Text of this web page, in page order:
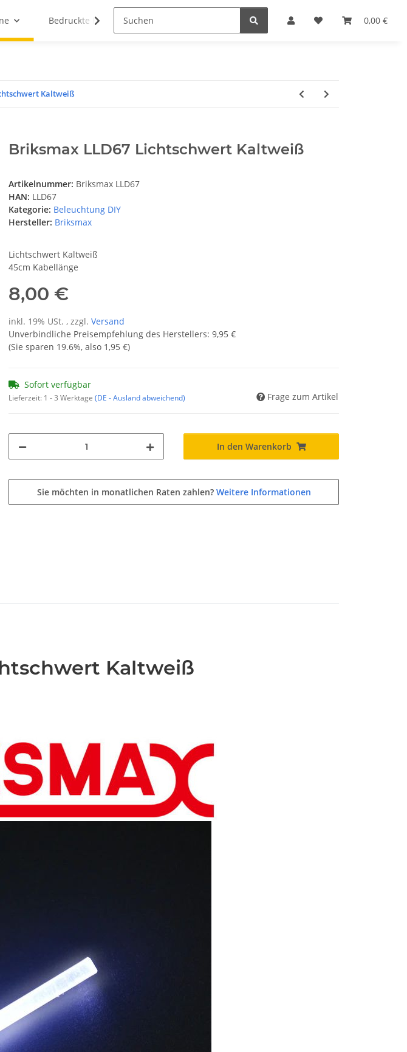
0,00 €
Bedruckte Klemmbausteine Sonderpreise
Kaltweiß
Briksmax LLD67 Lichtschwert Kaltweiß
Artikelnummer: Briksmax LLD67
HAN: LLD67
Kategorie: Beleuchtung DIY
Hersteller: Briksmax
Lichtschwert Kaltweiß
45cm Kabellänge
8,00 €
inkl. 19% USt. , zzgl. Versand
Unverbindliche Preisempfehlung des Herstellers: 9,95 €
(Sie sparen 19.6%, also 1,95 €)
Sofort verfügbar
Lieferzeit: 1 - 3 Werktage (DE - Ausland abweichend) Frage zum Artikel
In den Warenkorb
Sie möchten in monatlichen Raten zahlen? Weitere Informationen
Kaltweiß